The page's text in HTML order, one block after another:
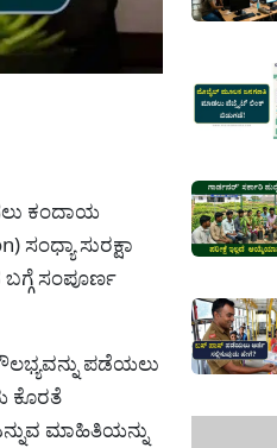
ಕಂದಾಯ
ಸುರಕ್ಷಾ
ಸಂಪೂರ್ಣ
ಪಡೆಯಲು
ಕೊರತೆ
ಮಾಹಿತಿಯನ್ನು